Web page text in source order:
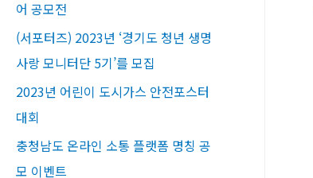
어 공모전
(서포터즈) 2023년 ‘경기도 청년 생명
사랑 모니터단 5기’를 모집
2023년 어린이 도시가스 안전포스터
대회
충청남도 온라인 소통 플랫폼 명칭 공
모 이벤트